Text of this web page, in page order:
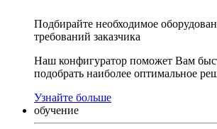
Подбирайте необходимое
требований заказчика
Наш конфигуратор поможет Вам
подобрать наиболее оптимальное
Узнайте больше
обучение